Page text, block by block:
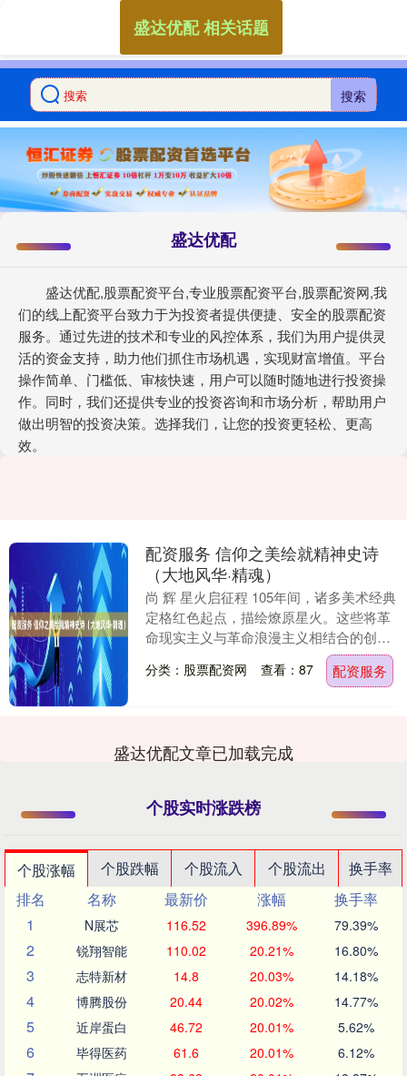
搜索
盛达优配
盛达优配,股票配资平台,专业股票配资平台,股票配资网,我
们的线上配资平台致力于为投资者提供便捷、安全的股票配资
服务。通过先进的技术和专业的风控体系，我们为用户提供灵
活的资金支持，助力他们抓住市场机遇，实现财富增值。平台
操作简单、门槛低、审核快速，用户可以随时随地进行投资操
作。同时，我们还提供专业的投资咨询和市场分析，帮助用户
做出明智的投资决策。选择我们，让您的投资更轻松、更高
效。
盛达优配 相关话题
配资服务 信仰之美绘就精神史诗
（大地风华·精魂）
尚 辉 星火启征程 105年间，诸多美术经典
定格红色起点，描绘燎原星火。这些将革
命现实主义与革命浪漫主义相结合的创
作，本身便是一场跨越时空的精神对话，
引导观者在....
分类：股票配资网 查看：87 配资服务
盛达优配文章已加载完成
个股实时涨跌榜
个股涨幅 个股跌幅 个股流入 个股流出
换手率
排名
名称 最新价 涨幅
换手率
1
N展芯 116.52 396.89% 79.39%
2 锐翔智能 110.02 20.21% 16.80%
3 志特新材 14.8 20.03% 14.18%
4 博腾股份 20.44 20.02% 14.77%
5 近岸蛋白 46.72 20.01% 5.62%
6 毕得医药 61.6 20.01% 6.12%